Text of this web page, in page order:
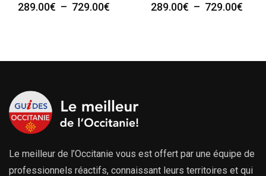
289.00€ – 729.00€
à
289.00€ – 729.00€
à
Le meilleur de l’Occitanie vous est offert par une équipe de
professionnels réactifs, connaissant leurs territoires et qui